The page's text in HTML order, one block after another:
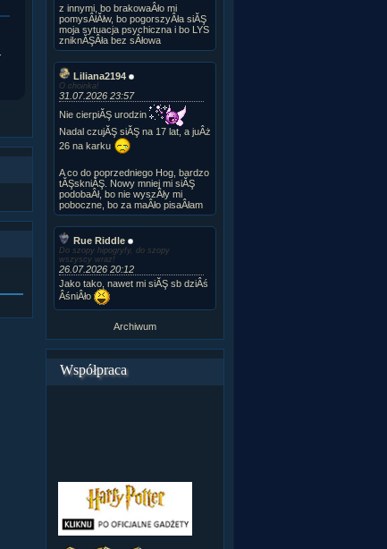
z innymi, bo brakowaÂło mi
pomysÂłĂłw, bo pogorszyÂła siĂŞ
moja sytuacja psychiczna i bo LYS
zniknĂŞÂła bez sÂłowa
Liliana2194
O choinka!
31.07.2026 23:57
Nie cierpiĂŞ urodzin
Nadal czujĂŞ siĂŞ na 17 lat, a juÂż
26 na karku
A co do poprzedniego Hog, bardzo
tĂŞskniĂŞ. Nowy mniej mi siĂŞ
podobaÂł, bo nie wyszÂły mi
poboczne, bo za maÂło pisaÂłam
Rue Riddle
Do szopy hipogryfy, do szopy
wszyscy wraz!
26.07.2026 20:12
Jako tako, nawet mi siĂŞ sb dziÂś
ÂśniÂło
Archiwum
Współpraca